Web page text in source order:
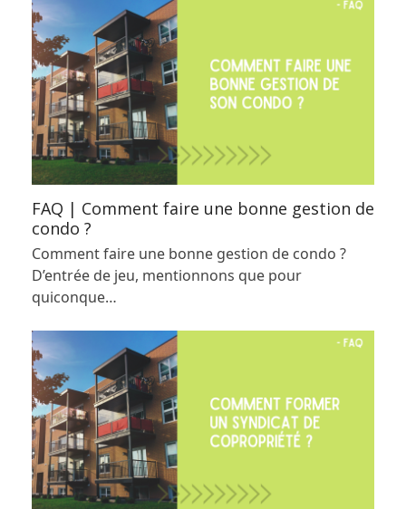
FAQ | Comment faire une bonne gestion de
condo ?
Comment faire une bonne gestion de condo ?
D’entrée de jeu, mentionnons que pour
quiconque…